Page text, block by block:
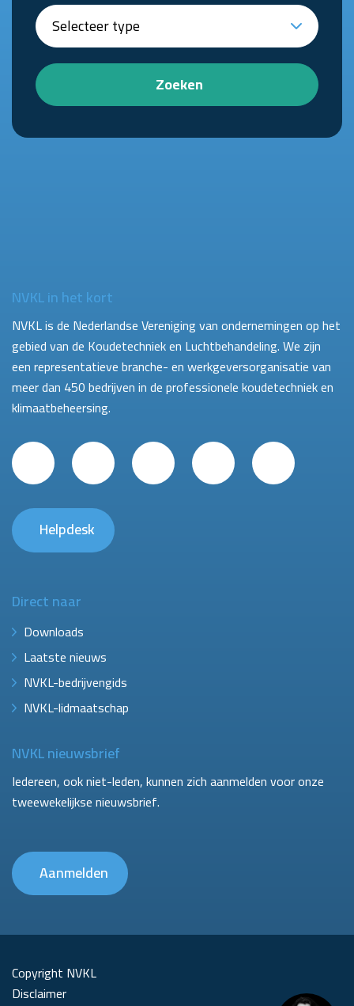
Zoeken
NVKL in het kort
NVKL is de Nederlandse Vereniging van ondernemingen op het
gebied van de Koudetechniek en Luchtbehandeling. We zijn
een representatieve branche- en werkgeversorganisatie van
meer dan 450 bedrijven in de professionele koudetechniek en
klimaatbeheersing.
Helpdesk
Direct naar
Downloads
Laatste nieuws
NVKL-bedrijvengids
NVKL-lidmaatschap
NVKL nieuwsbrief
Iedereen, ook niet-leden, kunnen zich aanmelden voor onze
tweewekelijkse nieuwsbrief.
Aanmelden
Copyright NVKL
Disclaimer